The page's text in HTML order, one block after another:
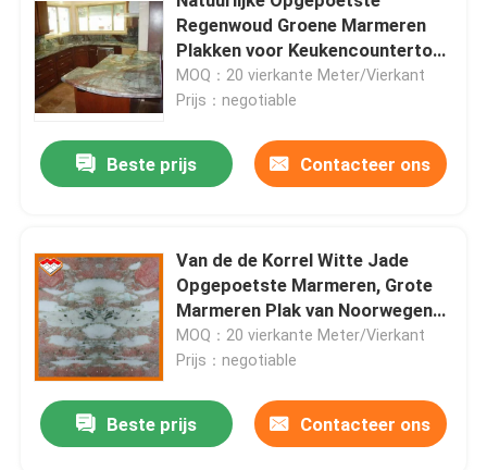
Regenwoud Groene Marmeren
Plakken voor Keukencountertop
Barbovenkanten
MOQ：20 vierkante Meter/Vierkant
Prijs：negotiable
Beste prijs Contacteer ons
Van de de Korrel Witte Jade
Opgepoetste Marmeren, Grote
Marmeren Plak van Noorwegen
Rode de Steenhoogte - dichtheid
MOQ：20 vierkante Meter/Vierkant
Prijs：negotiable
Beste prijs Contacteer ons